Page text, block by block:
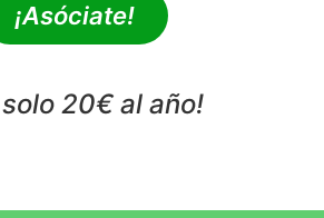
¡Asóciate!
solo 20€ al año!